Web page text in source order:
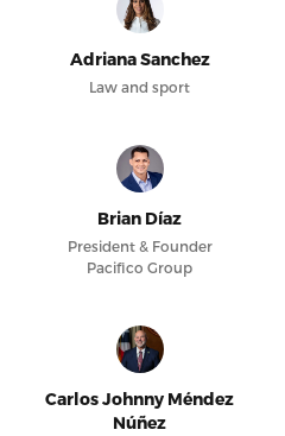
Adriana Sanchez
Law and sport
Brian Díaz
President & Founder
Pacifico Group
Carlos Johnny Méndez
Núñez